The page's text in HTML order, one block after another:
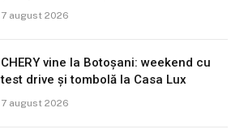
7 august 2026
CHERY vine la Botoșani: weekend cu
test drive și tombolă la Casa Lux
7 august 2026